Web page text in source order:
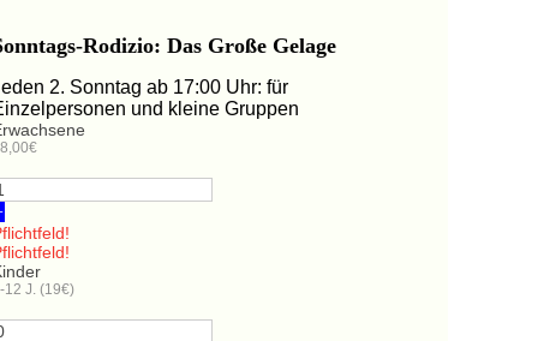
Rodizio: Das Große Gelage
2. Sonntag ab 17:00 Uhr: für
und kleine Gruppen
12 J. (19€)